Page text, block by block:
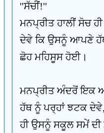
''ਸੱਚੀਂ!''
ਮਨਪ੍ਰੀਤ ਹਾਲੀਂ ਸੋਚ
ਦੇਵੇ ਕਿ ਉਸਨੂੰ ਆਪਣੇ
ਛੋਹ ਮਹਿਸੂਸ ਹੋਈ।
ਮਨਪ੍ਰੀਤ ਅੰਦਰੋਂ ਇਕ
ਹੱਥ ਨੂੰ ਪਰ੍ਹਾਂ ਝਟਕ
ਹੀ ਉਸਨੂੰ ਸਕੂਲ ਸਮੇਂ ਦੀ